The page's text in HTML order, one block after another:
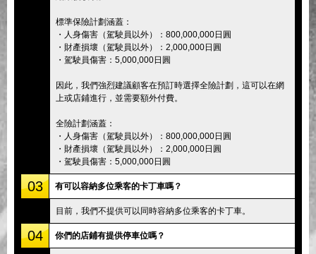
標準保險計劃涵蓋：
・人身傷害（駕駛員以外）：800,000,000日圓
・財產損壞（駕駛員以外）：2,000,000日圓
・駕駛員傷害：5,000,000日圓
因此，我們強烈建議顧客在預訂時選擇全險計劃，這可以在網
上或店鋪進行，並需要額外付費。
全險計劃涵蓋：
・人身傷害（駕駛員以外）：800,000,000日圓
・財產損壞（駕駛員以外）：2,000,000日圓
・駕駛員傷害：5,000,000日圓
03 有可以容納多位乘客的卡丁車嗎？
目前，我們不提供可以同時容納多位乘客的卡丁車。
04 你們的店鋪有提供停車位嗎？